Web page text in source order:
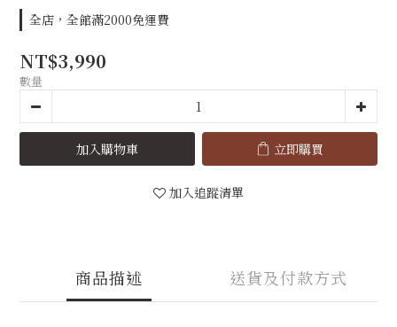
全店，全館滿2000免運費
NT$3,990
數量
加入購物車 立即購買
加入追蹤清單
商品描述 送貨及付款方式